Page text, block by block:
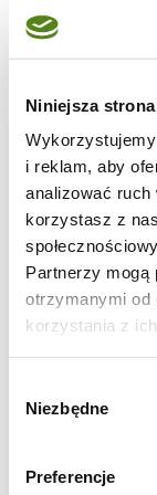
Niniejsza
i reklam, aby
analizować
korzystasz z
Partnerzy mogą
otrzymanymi od
korzystania z ich
zgody
Niezbędne
Preferencje
2 ząbki
1 duża
1
1 puszka
1 puszka
1
½
½
½
½